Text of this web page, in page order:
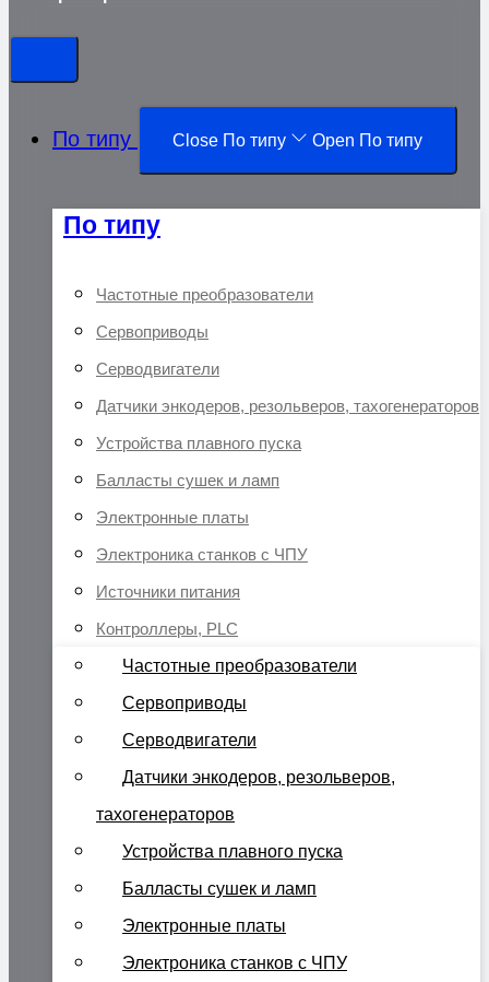
По типу Close По типу Open По типу
По типу
Частотные преобразователи
Сервоприводы
Серводвигатели
Датчики энкодеров, резольверов, тахогенераторов
Устройства плавного пуска
Балласты сушек и ламп
Электронные платы
Электроника станков с ЧПУ
Источники питания
Контроллеры, PLC
Частотные преобразователи
Сервоприводы
Серводвигатели
Датчики энкодеров, резольверов,
тахогенераторов
Устройства плавного пуска
Балласты сушек и ламп
Электронные платы
Электроника станков с ЧПУ